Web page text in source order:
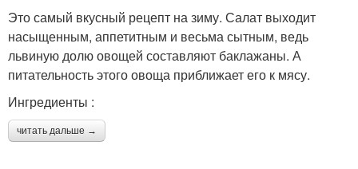
Это самый вкусный рецепт на зиму. Салат выходит
насыщенным, аппетитным и весьма сытным, ведь
львиную долю овощей составляют баклажаны. А
питательность этого овоща приближает его к мясу.
Ингредиенты :
читать дальше →